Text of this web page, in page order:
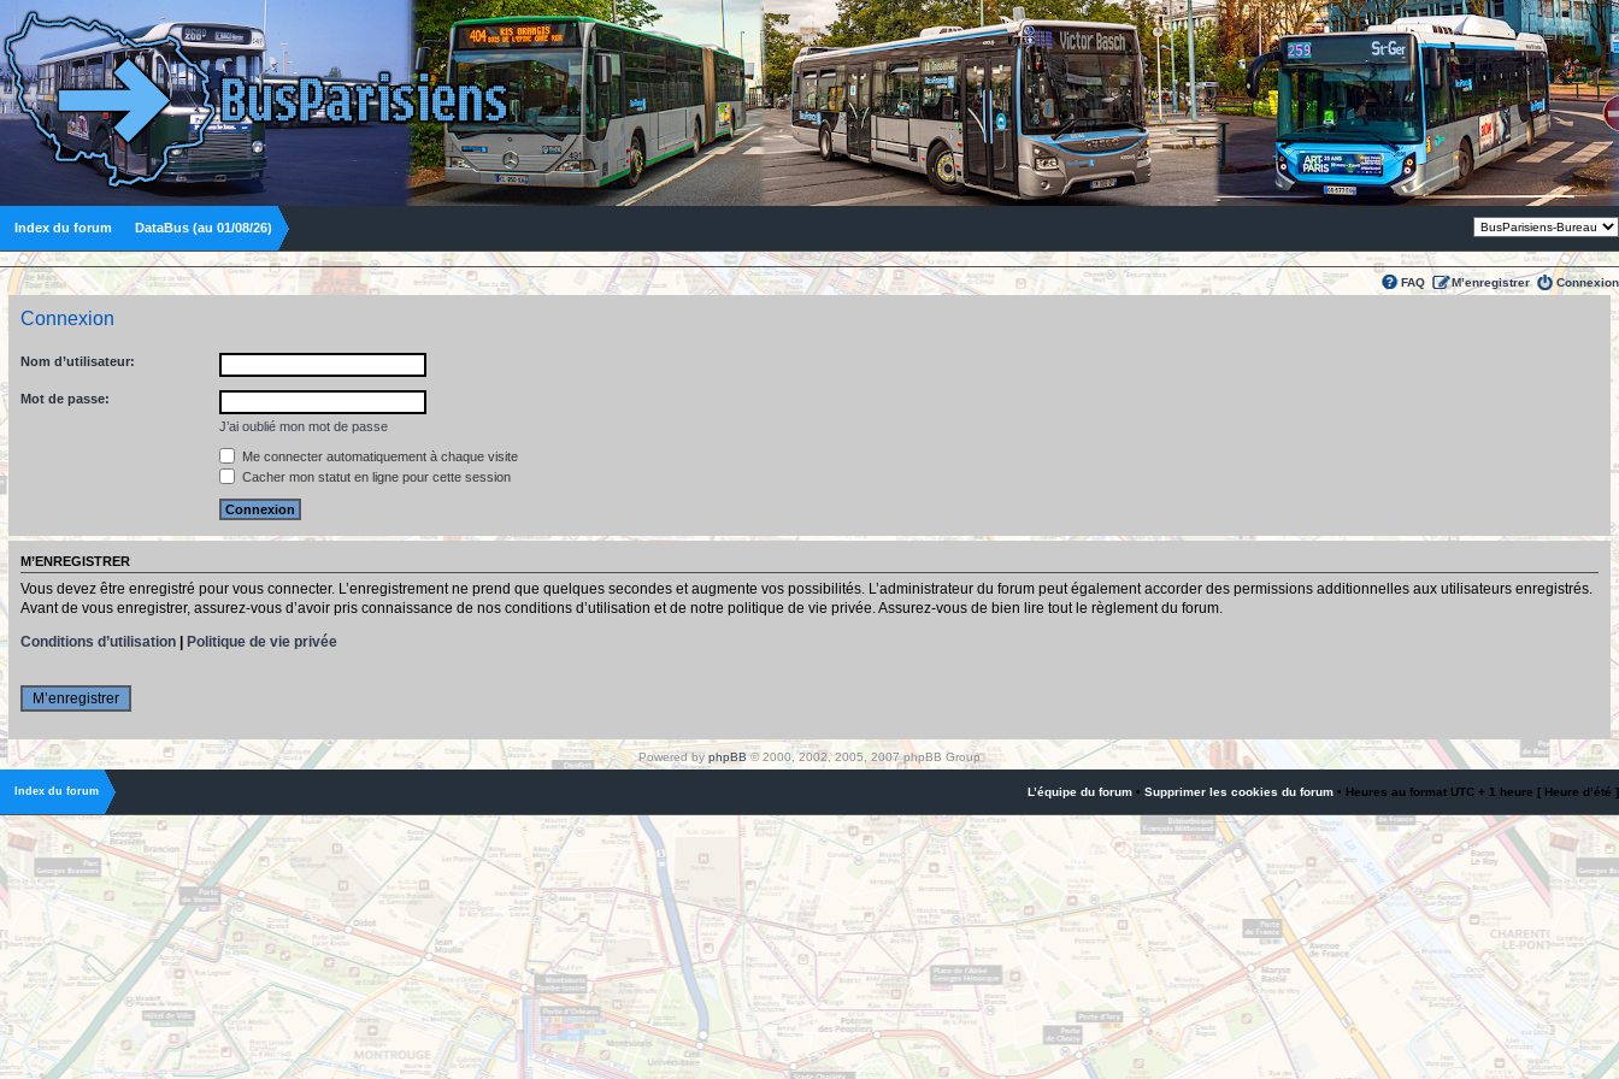
Index du forum DataBus (au 01/08/26)
FAQ M’enregistrer Connexion
Connexion
Nom d’utilisateur:
Mot de passe:
J’ai oublié mon mot de passe
Me connecter automatiquement à chaque visite
Cacher mon statut en ligne pour cette session
M’ENREGISTRER
Vous devez être enregistré pour vous connecter. L’enregistrement ne prend que quelques secondes et augmente vos possibilités. L’administrateur du forum peut également accorder des permissions additionnelles aux utilisateurs enregistrés.
Avant de vous enregistrer, assurez-vous d’avoir pris connaissance de nos conditions d’utilisation et de notre politique de vie privée. Assurez-vous de bien lire tout le règlement du forum.
Conditions d’utilisation
Politique de vie privée
M’enregistrer
Powered by phpBB© 2000, 2002, 2005, 2007 phpBB Group
Index du forum L’équipe du forum • Supprimer les cookies du forum • Heures au format UTC + 1 heure [ Heure d’été ]